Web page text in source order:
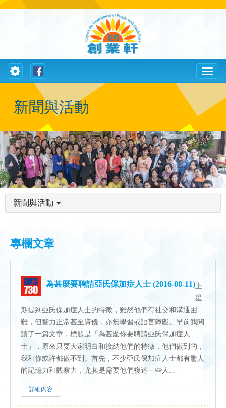
Toggle
Toggle
navigation
新聞與活動
新聞與活動
專欄文章
為甚麼要聘請亞氏保加症人士 (2016-08-11) 上
星
期提到亞氏保加症人士的特徵，雖然他們有社交和溝通困
難，但智力正常甚至資優，亦無學習或語言障礙。早前我閱
讀了一篇文章，標題是「為甚麼你要聘請亞氏保加症人
士」，原來只要大家明白和接納他們的特徵，他們做到的，
我和你或許都做不到。首先，不少亞氏保加症人士都有驚人
的記憶力和觀察力，尤其是需要他們複述一些人...
詳細內容